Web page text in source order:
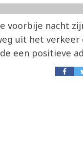
voorbije nacht
uit het
een positieve